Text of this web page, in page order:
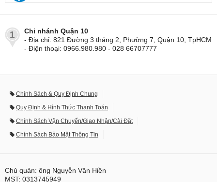
1
Chi nhánh Quận 10
- Địa chỉ: 821 Đường 3 tháng 2, Phường 7, Quận 10, TpHCM
- Điện thoại: 0966.980.980 - 028 66707777
Chính Sách & Quy Định Chung
Quy Định & Hình Thức Thanh Toán
Chính Sách Vận Chuyển/Giao Nhận/Cài Đặt
Chính Sách Bảo Mật Thông Tin
Chủ quản: ông Nguyễn Văn Hiền
MST: 0313745949